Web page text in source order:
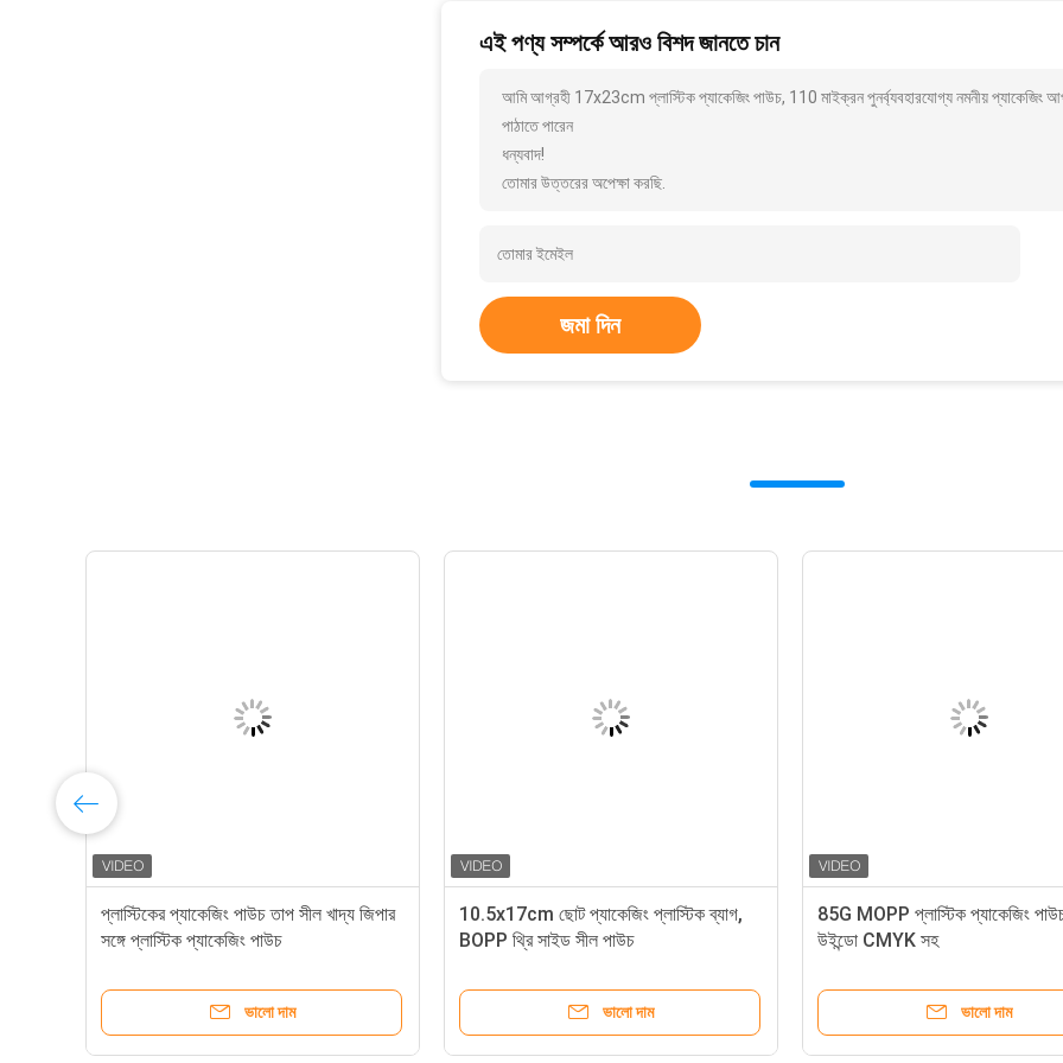
এই পণ্য সম্পর্কে আরও বিশদ জানতে চান
আমি আগ্রহী 17x23cm প্লাস্টিক প্যাকেজিং পাউচ, 110 মাইক্রন পুনর্ব্যবহারযোগ্য নমনীয় প্যাকেজিং
পাঠাতে পারেন
ধন্যবাদ!
তোমার উত্তরের অপেক্ষা করছি.
জমা দিন
প্লাস্টিকের প্যাকেজিং পাউচ তাপ সীল খাদ্য জিপার
সঙ্গে প্লাস্টিক প্যাকেজিং পাউচ
ভালো দাম
10.5x17cm ছোট প্যাকেজিং প্লাস্টিক ব্যাগ,
BOPP থ্রি সাইড সীল পাউচ
ভালো দাম
85G MOPP প্লাস্টিক প্যাকেজিং
উইন্ডো CMYK সহ
ভালো দাম